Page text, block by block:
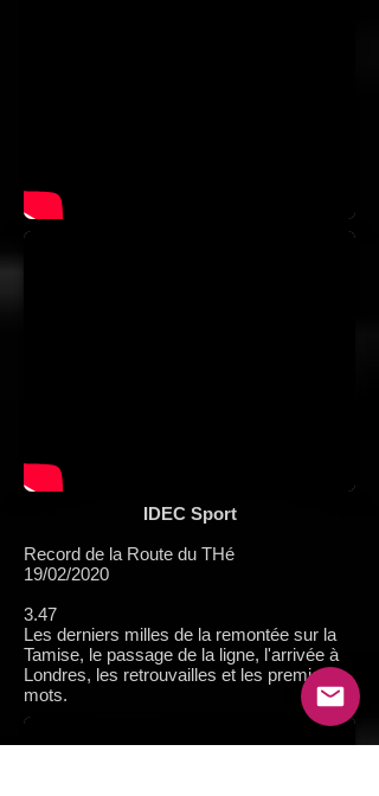
IDEC Sport
Record de la Route du THé
19/02/2020
3.47
Les derniers milles de la remontée sur la
Tamise, le passage de la ligne, l'arrivée à
Londres, les retrouvailles et les premiers
mots.